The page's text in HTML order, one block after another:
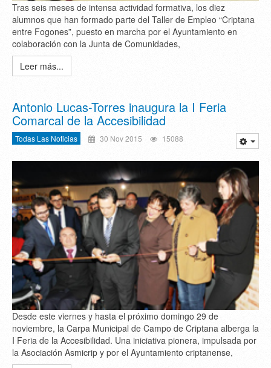
Tras seis meses de intensa actividad formativa, los diez
alumnos que han formado parte del Taller de Empleo “Criptana
entre Fogones”, puesto en marcha por el Ayuntamiento en
colaboración con la Junta de Comunidades,
Leer más...
Antonio Lucas-Torres inaugura la I Feria
Comarcal de la Accesibilidad
Todas Las Noticias 30 Nov 2015 15088
Desde este viernes y hasta el próximo domingo 29 de
noviembre, la Carpa Municipal de Campo de Criptana alberga la
I Feria de la Accesibilidad. Una iniciativa pionera, impulsada por
la Asociación Asmicrip y por el Ayuntamiento criptanense,